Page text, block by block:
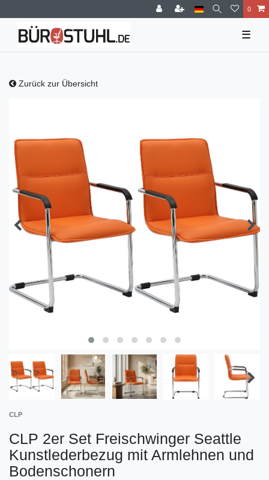
0
☰
Zurück zur Übersicht
CLP
CLP 2er Set Freischwinger Seattle
Kunstlederbezug mit Armlehnen und
Bodenschonern